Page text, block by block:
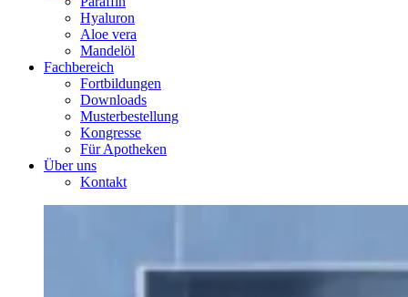
Hyaluron
Aloe vera
Mandelöl
Fachbereich
Fortbildungen
Downloads
Musterbestellung
Kongresse
Für Apotheken
Über uns
Kontakt